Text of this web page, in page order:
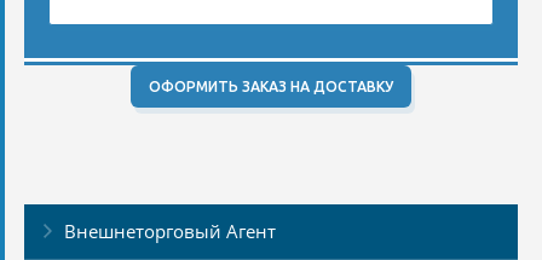
ОФОРМИТЬ ЗАКАЗ НА ДОСТАВКУ
Внешнеторговый Агент